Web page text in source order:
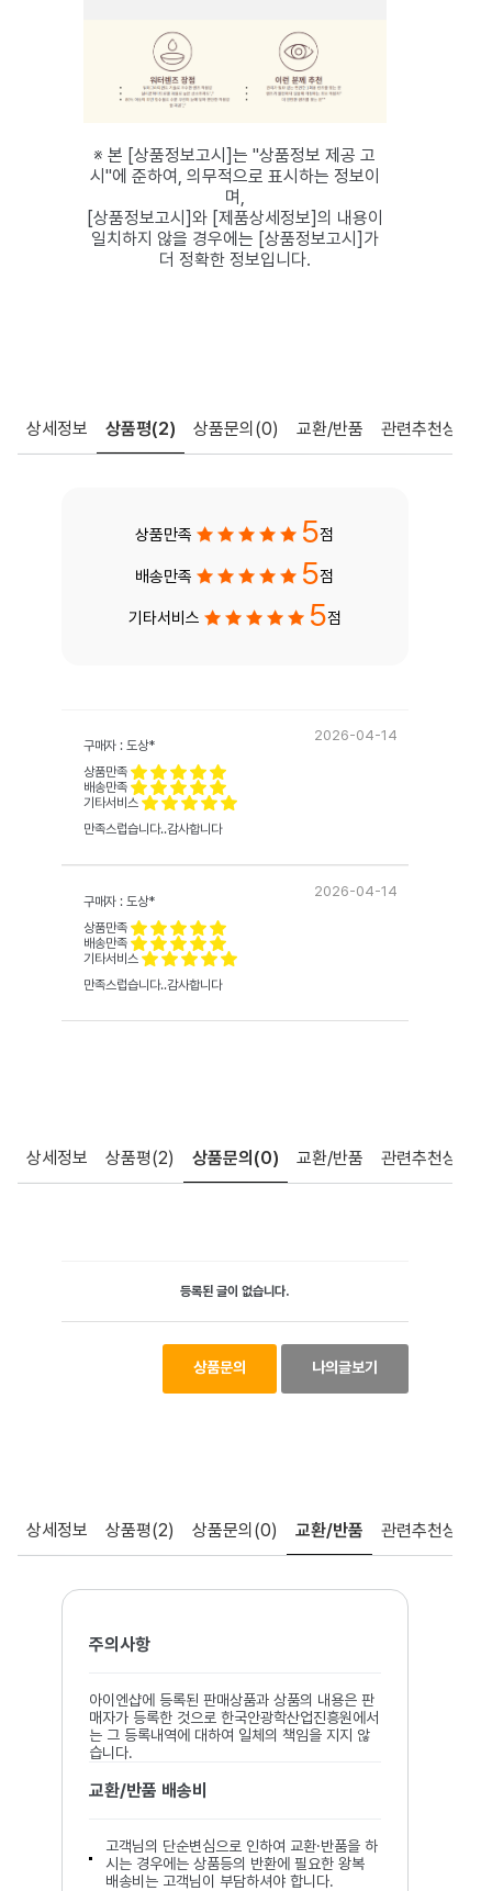
※ 본 [상품정보고시]는 "상품정보 제공 고
시"에 준하여, 의무적으로 표시하는 정보이
며,
[상품정보고시]와 [제품상세정보]의 내용이
일치하지 않을 경우에는 [상품정보고시]가
더 정확한 정보입니다.
상세정보 상품평(2) 상품문의 (0) 교환/반품 관련추천상품
상품만족 5점
배송만족 5점
기타서비스 5점
구매자 : 도상*
상품만족
배송만족
기타서비스
2026-04-14
만족스럽습니다..감사합니다
구매자 : 도상*
상품만족
배송만족
기타서비스
2026-04-14
만족스럽습니다..감사합니다
상세정보 상품평(2) 상품문의 (0) 교환/반품 관련추천상품
등록된 글이 없습니다.
상품문의 나의글보기
상세정보 상품평(2) 상품문의 (0) 교환/반품 관련추천상품
주의사항
아이엔샵에 등록된 판매상품과 상품의 내용은 판
매자가 등록한 것으로 한국안광학산업진흥원에서
는 그 등록내역에 대하여 일체의 책임을 지지 않
습니다.
교환/반품 배송비
고객님의 단순변심으로 인하여 교환·반품을 하
시는 경우에는 상품등의 반환에 필요한 왕복
배송비는 고객님이 부담하셔야 합니다.